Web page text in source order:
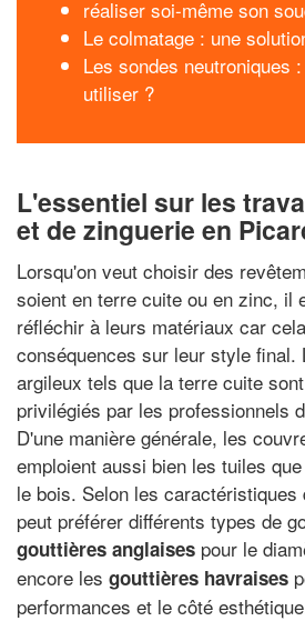
réaliser soi-même son
Le colmatage : une
Les sondes neutroniques
utiliser ?
L'essentiel sur les
et de zinguerie en
Lorsqu'on veut choisir des
soient en terre cuite ou en zinc, il
réfléchir à leurs matériaux car
conséquences sur leur style final.
argileux tels que la terre cuite
privilégiés par les professionnels
D'une manière générale, les
emploient aussi bien les tuiles
le bois. Selon les
peut préférer différents types de
gouttières anglaises pour le
encore les gouttières havraises
performances et le côté